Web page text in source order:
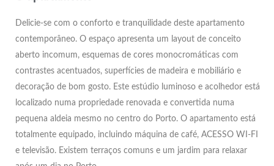
Delicie-se com o conforto e tranquilidade deste apartamento
contemporâneo. O espaço apresenta um layout de conceito
aberto incomum, esquemas de cores monocromáticas com
contrastes acentuados, superfícies de madeira e mobiliário e
decoração de bom gosto. Este estúdio luminoso e acolhedor está
localizado numa propriedade renovada e convertida numa
pequena aldeia mesmo no centro do Porto. O apartamento está
totalmente equipado, incluindo máquina de café, ACESSO WI-FI
e televisão. Existem terraços comuns e um jardim para relaxar